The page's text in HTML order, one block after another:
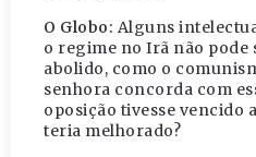
O Globo: Alguns
o regime no Irã não pode
abolido, como o
senhora concorda com
oposição tivesse vencido
teria melhorado?